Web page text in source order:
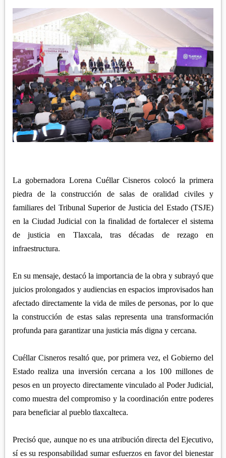
TERRENATE
TLAXCO
XALOZTOC
CHIAUTEMPAN
CONTLA
PANOTLA
SAN PABLO DEL MONTE
ZACATELCO
REGIÓN PONIENTE
CALPULALPAN
HUEYOTLIPAN
NANACAMILPA
SANCTÓRUM
La gobernadora Lorena Cuéllar Cisneros colocó la primera
piedra de la construcción de salas de oralidad civiles y
familiares del Tribunal Superior de Justicia del Estado (TSJE)
en la Ciudad Judicial con la finalidad de fortalecer el sistema
de justicia en Tlaxcala, tras décadas de rezago en
infraestructura.
En su mensaje, destacó la importancia de la obra y subrayó que
juicios prolongados y audiencias en espacios improvisados han
afectado directamente la vida de miles de personas, por lo que
la construcción de estas salas representa una transformación
profunda para garantizar una justicia más digna y cercana.
Cuéllar Cisneros resaltó que, por primera vez, el Gobierno del
Estado realiza una inversión cercana a los 100 millones de
pesos en un proyecto directamente vinculado al Poder Judicial,
como muestra del compromiso y la coordinación entre poderes
para beneficiar al pueblo tlaxcalteca.
Precisó que, aunque no es una atribución directa del Ejecutivo,
sí es su responsabilidad sumar esfuerzos en favor del bienestar